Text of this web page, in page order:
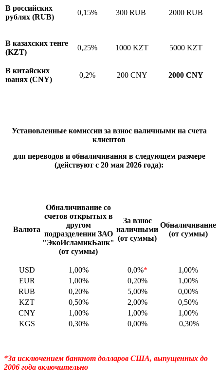
В российских
рублях (RUB)
0,15% 300 RUB 2000 RUB
В казахских тенге
(KZT)
0,25% 1000 KZT 5000 KZT
В китайских
юанях (СNY)
0,2% 200 СNY 2000 СNY
Установленные комиссии за взнос наличными на счета
клиентов
для переводов и обналичивания в следующем размере
(действуют с 20 мая 2026 года):
Валюта
Обналичивание со
счетов открытых в
другом
подразделении ЗАО
"ЭкоИсламикБанк"
(от суммы)
За взнос
наличными
(от суммы)
Обналичивание
(от суммы)
USD 1,00% 0,0%*
1,00%
EUR
1,00% 0,20%
1,00%
RUB
0,20% 5,00%
0,00%
KZT
0,50% 2,00%
0,50%
CNY
1,00% 1,00%
1,00%
KGS
0,30% 0,00% 0,30%
*За исключением банкнот долларов США, выпущенных до
2006 года включительно